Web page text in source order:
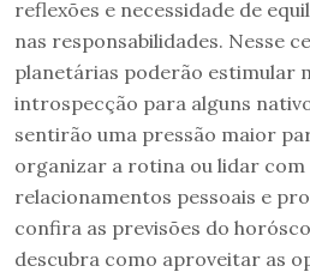
reflexões e necessidade de
nas responsabilidades. Nesse
planetárias poderão estimular
introspecção para alguns
sentirão uma pressão maior
organizar a rotina ou lidar com
relacionamentos pessoais e
confira as previsões do
descubra como aproveitar as